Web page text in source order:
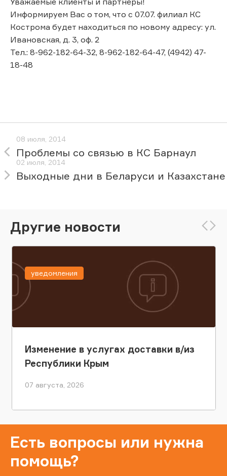
Информируем Вас о том, что с 07.07. филиал КС
Кострома будет находиться по новому адресу: ул.
Ивановская, д. 3, оф. 2
Тел.: 8-962-182-64-32, 8-962-182-64-47, (4942) 47-
18-48
08 июля, 2014
Проблемы со связью в КС Барнаул
02 июля, 2014
Выходные дни в Беларуси и Казахстане
Другие новости
Изменение в услугах доставки в/из
Республики Крым
07 августа, 2026
уведомления
Есть вопросы или нужна
помощь?